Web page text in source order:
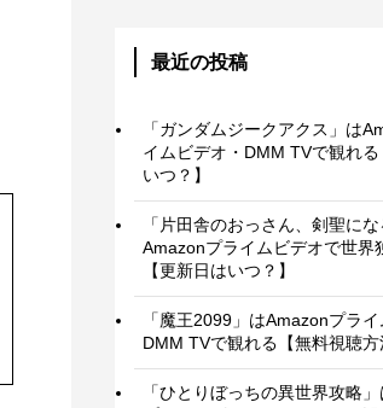
最近の投稿
「ガンダムジークアクス」は
イムビデオ・DMM TVで観れ
いつ？】
「片田舎のおっさん、剣聖に
Amazonプライムビデオで世界
【更新日はいつ？】
「魔王2099」はAmazonプライ
DMM TVで観れる【無料視聴方
「ひとりぼっちの異世界攻略